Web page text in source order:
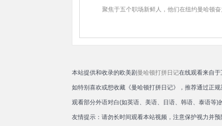
聚焦于五个职场新鲜人，他们在纽约曼哈顿奋
本站提供和收录的欧美剧 曼哈顿打拼日记在线观看来自
如特别喜欢或想收藏《曼哈顿打拼日记》，推荐通过正
观看部分外语对白(如英语、美语、日语、韩语、泰语等
友情提示：请勿长时间观看本站视频，注意保护视力并预